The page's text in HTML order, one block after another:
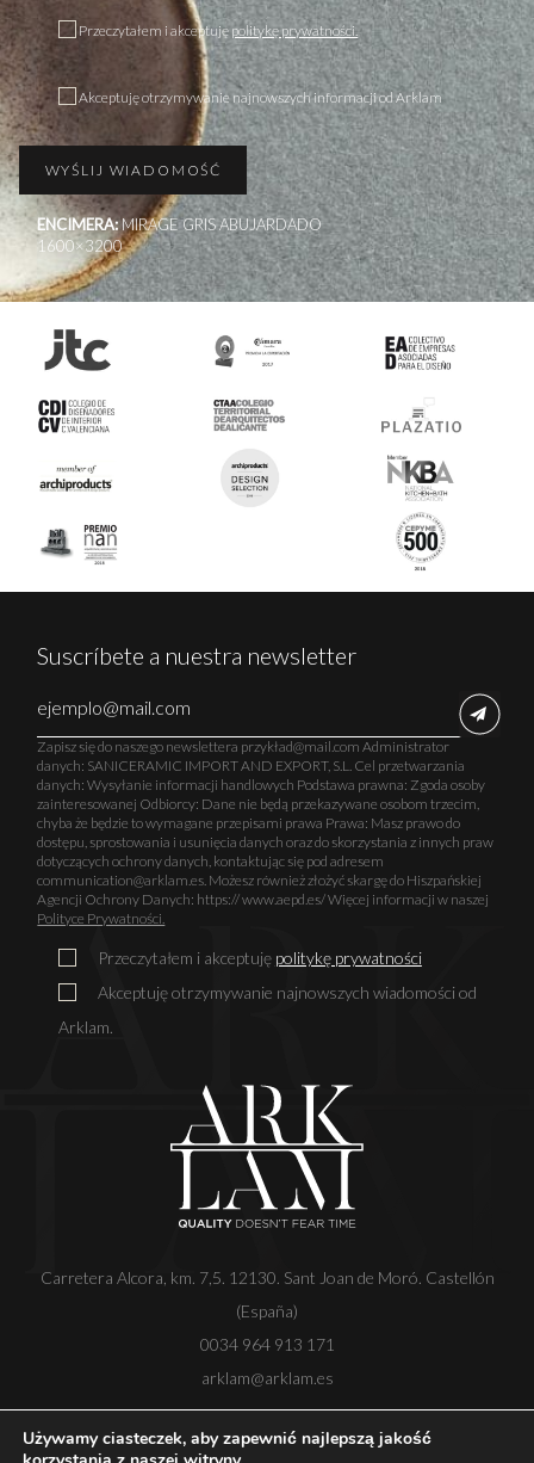
ENCIMERA:MIRAGE GRIS ABUJARDADO
1600×3200
Przeczytałem i akceptujępolitykę prywatności.
Akceptuję otrzymywanie najnowszych informacji od Arklam
Carretera Alcora, km. 7,5. 12130. Sant Joan de Moró. Castellón
(España)
0034 964 913 171
arklam@arklam.es
Suscríbete a nuestra newsletter
Zapisz się do naszego newslettera przykład@mail.com Administrator
danych: SANICERAMIC IMPORT AND EXPORT, S.L. Cel przetwarzania
danych: Wysyłanie informacji handlowych Podstawa prawna: Zgoda osoby
zainteresowanej Odbiorcy: Dane nie będą przekazywane osobom trzecim,
chyba że będzie to wymagane przepisami prawa Prawa: Masz prawo do
dostępu, sprostowania i usunięcia danych oraz do skorzystania z innych praw
dotyczących ochrony danych, kontaktując się pod adresem
communication@arklam.es. Możesz również złożyć skargę do Hiszpańskiej
Agencji Ochrony Danych: https:// www.aepd.es/ Więcej informacji w naszej
Polityce Prywatności.
Przeczytałem i akceptuję politykę prywatności
Akceptuję otrzymywanie najnowszych wiadomości od
Arklam.
Używamy ciasteczek, aby zapewnić najlepszą jakość